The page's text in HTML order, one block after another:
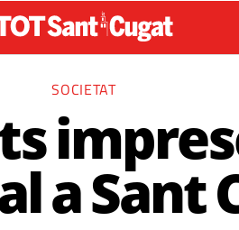
SOCIETAT
a Sant